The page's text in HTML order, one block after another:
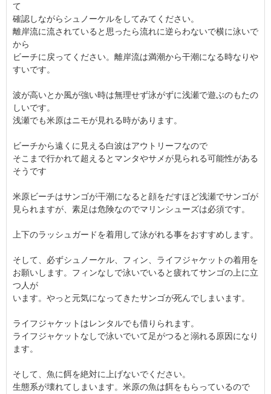
て
確認しながらシュノーケルをしてみてください。
離岸流に流されていると思ったら流れに逆らわないで横に泳いで
から
ビーチに戻ってください。離岸流は満潮から干潮になる時なりや
すいです。
波が高いとか風が強い時は無理せず泳がずに浅瀬で遊ぶのもたの
しいです。
浅瀬でも米原はニモが見れる時があります。
ビーチから遠くに見える白波はアウトリーフなので
そこまで行かれて超えるとマンタやサメが見られる可能性がある
そうです
米原ビーチはサンゴが干潮になると顔をだすほど浅瀬でサンゴが
見られますが、素足は危険なのでマリンシューズは必須です。
上下のラッシュガードを着用して泳がれる事をおすすめします。
そして、必ずシュノーケル、フィン、ライフジャケットの着用を
お願いします。フィンなしで泳いでいると疲れてサンゴの上に立
つ人が
います。やっと元気になってきたサンゴが死んでしまいます。
ライフジャケットはレンタルでも借りられます。
ライフジャケットなしで泳いでいて足がつると溺れる原因になり
ます。
そして、魚に餌を絶対に上げないでください。
生態系が壊れてしまいます。米原の魚は餌をもらっているので